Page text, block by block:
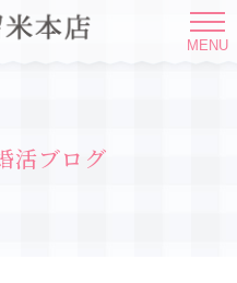
MENU
活ブログ